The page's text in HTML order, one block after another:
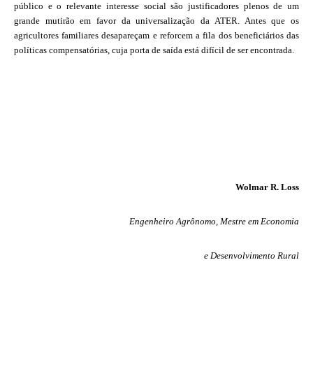
público e o relevante interesse social são justificadores plenos de um
grande mutirão em favor da universalização da ATER. Antes que os
agricultores familiares desapareçam e reforcem a fila dos beneficiários das
políticas compensatórias, cuja porta de saída está difícil de ser encontrada.
Wolmar R. Loss
Engenheiro Agrônomo, Mestre em Economia
e Desenvolvimento Rural